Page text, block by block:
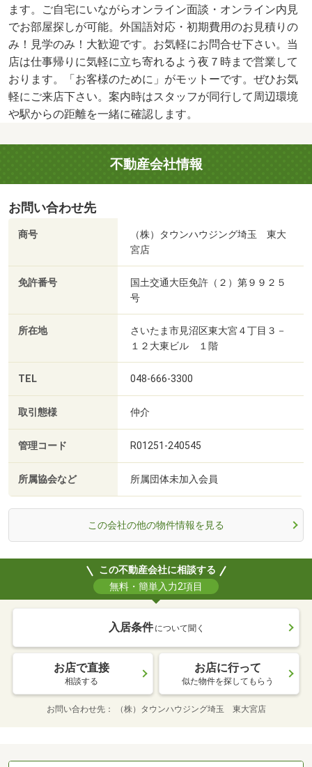
ます。ご自宅にいながらオンライン面談・オンライン内見
でお部屋探しが可能。外国語対応・初期費用のお見積りの
み！見学のみ！大歓迎です。お気軽にお問合せ下さい。当
店は仕事帰りに気軽に立ち寄れるよう夜７時まで営業して
おります。「お客様のために」がモットーです。ぜひお気
軽にご来店下さい。案内時はスタッフが同行して周辺環境
や駅からの距離を一緒に確認します。
不動産会社情報
お問い合わせ先
商号
（株）タウンハウジング埼玉 東大
宮店
免許番号
国土交通大臣免許（２）第９９２５
号
所在地
さいたま市見沼区東大宮４丁目３－
１２大東ビル １階
TEL 048-666-3300
取引態様 仲介
管理コード R01251-240545
所属協会など 所属団体未加入会員
この会社の他の物件情報を見る
この不動産会社に相談する
無料・簡単入力2項目
入居条件 について聞く
お店で直接
相談する
お店に行って
似た物件を探してもらう
お問い合わせ先 （株）タウンハウジング埼玉 東大宮店